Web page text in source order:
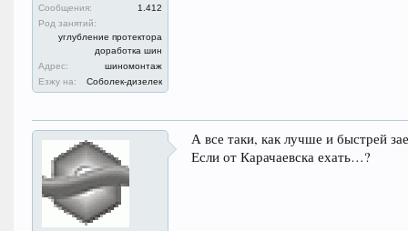
Сообщения:
1.412
Род занятий:
углубление протектора
доработка шин
Адрес:
шиномонтаж
Езжу на:
Соболек-дизелек
А все таки, как лучше и быстрей
Если от Карачаевска ехать…?